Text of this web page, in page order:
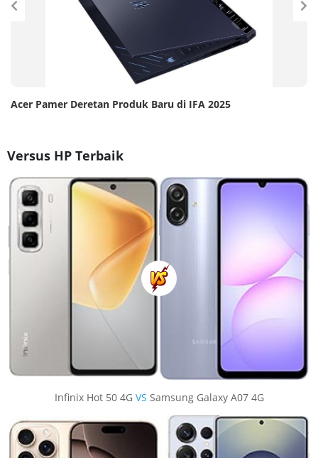
Acer Pamer Deretan Produk Baru di IFA 2025
Versus HP Terbaik
Infinix Hot 50 4G VS Samsung Galaxy A07 4G